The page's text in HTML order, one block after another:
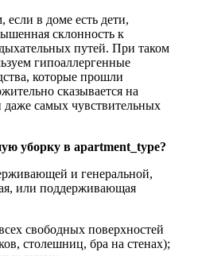
если в доме есть дети,
склонность к
путей. При таком
гипоаллергенные
которые прошли
сказывается на
даже самых чувствительных
уборку в apartment_type?
и генеральной,
или поддерживающая
свободных поверхностей
столешниц, бра на стенах);